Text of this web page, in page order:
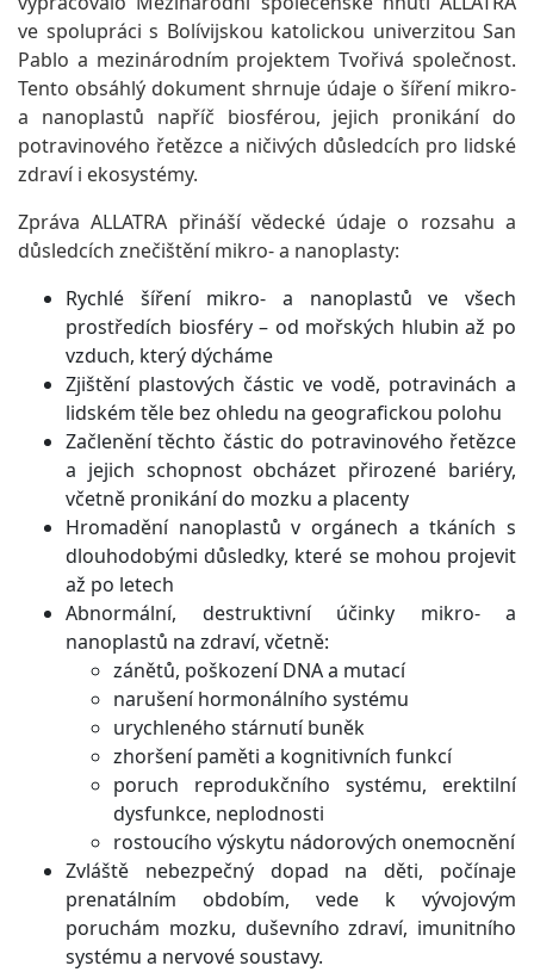
ve spolupráci s Bolívijskou katolickou univerzitou San
Pablo a mezinárodním projektem Tvořivá společnost.
Tento obsáhlý dokument shrnuje údaje o šíření mikro-
a nanoplastů napříč biosférou, jejich pronikání do
potravinového řetězce a ničivých důsledcích pro lidské
zdraví i ekosystémy.
Zpráva ALLATRA přináší vědecké údaje o rozsahu a
důsledcích znečištění mikro- a nanoplasty:
Rychlé šíření mikro- a nanoplastů ve všech
prostředích biosféry – od mořských hlubin až po
vzduch, který dýcháme
Zjištění plastových částic ve vodě, potravinách a
lidském těle bez ohledu na geografickou polohu
Začlenění těchto částic do potravinového řetězce
a jejich schopnost obcházet přirozené bariéry,
včetně pronikání do mozku a placenty
Hromadění nanoplastů v orgánech a tkáních s
dlouhodobými důsledky, které se mohou projevit
až po letech
Abnormální, destruktivní účinky mikro- a
nanoplastů na zdraví, včetně:
zánětů, poškození DNA a mutací
narušení hormonálního systému
urychleného stárnutí buněk
zhoršení paměti a kognitivních funkcí
poruch reprodukčního systému, erektilní
dysfunkce, neplodnosti
rostoucího výskytu nádorových onemocnění
Zvláště nebezpečný dopad na děti, počínaje
prenatálním obdobím, vede k vývojovým
poruchám mozku, duševního zdraví, imunitního
systému a nervové soustavy.